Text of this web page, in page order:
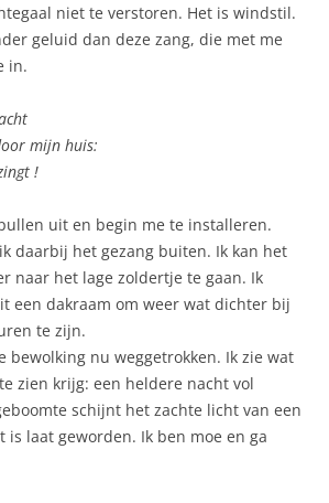
niet te verstoren. Het is windstil.
geluid dan deze zang, die met me
in.
mijn huis:
!
uit en begin me te installeren.
daarbij het gezang buiten. Ik kan het
naar het lage zoldertje te gaan. Ik
een dakraam om weer wat dichter bij
te zijn.
bewolking nu weggetrokken. Ik zie wat
zien krijg: een heldere nacht vol
schijnt het zachte licht van een
is laat geworden. Ik ben moe en ga